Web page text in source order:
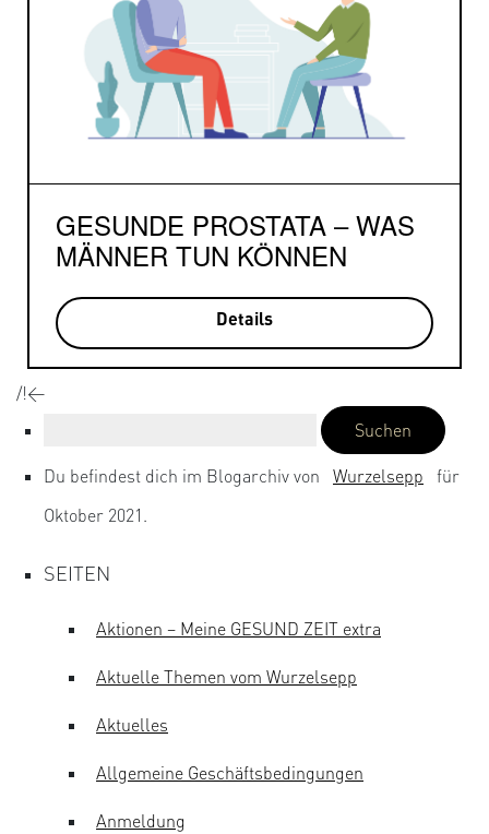
GESUNDE PROSTATA – WAS
MÄNNER TUN KÖNNEN
Details
/!<
Du befindest dich im Blogarchiv von Wurzelsepp
für
Oktober 2021.
SEITEN
Aktionen – Meine GESUND ZEIT extra
Aktuelle Themen vom Wurzelsepp
Aktuelles
Allgemeine Geschäftsbedingungen
Anmeldung